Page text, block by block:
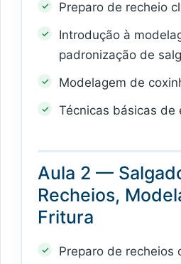
Preparo de recheio
Introdução à
padronização de
Modelagem de
Técnicas básicas de
Aula 2 —
Recheios,
Fritura
Preparo de recheios